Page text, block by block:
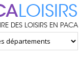
LOISIRS
DES LOISIRS EN PACA